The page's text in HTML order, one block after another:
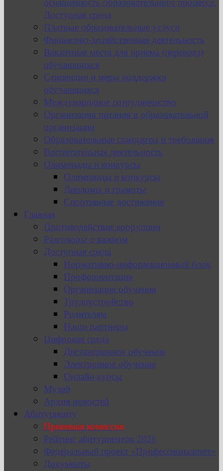
Доступная среда
Платные образовательные услуги
Финансово-хозяйственная деятельность
Вакантные места для приема (перевода)
обучающихся
Стипендии и меры поддержки
обучающихся
Международное сотрудничество
Организация питания в образовательной
организации
Образовательные стандарты и требования
Воспитательная деятельность
Олимпиады и конкурсы
Олимпиады и конкурсы
Дипломы и грамоты
Спортивные достижения
Главная
Противодействие коррупции
Разговоры о важном
Доступная среда
Нормативно-информационный блок
Профориентация
Организация обучения
Трудоустройство
Родителям
Наши партнеры
Цифровая среда
Дистанционное обучение
Электронное обучение
Онлайн-курсы
Музей
Архив новостей
Абитуриенту
Приемная комиссия
Рейтинг абитуриентов 2026
Федеральный проект «Профессионалитет»
Документы